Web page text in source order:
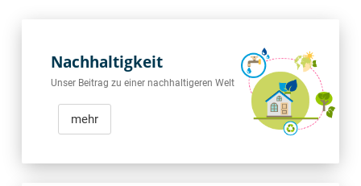
Nachhaltigkeit
Unser Beitrag zu einer nachhaltigeren Welt
mehr